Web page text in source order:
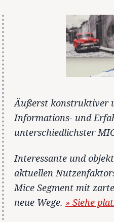
Äußerst konstruktiver
Informations- und
unterschiedlichster
Interessante und
aktuellen
Mice Segment mit
neue Wege. » Siehe